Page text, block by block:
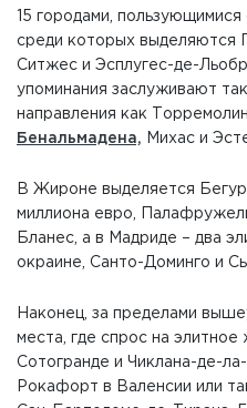
15 городами,
среди которых выделяются
Ситжес и Эсплугес-де-
упоминания заслуживают
направления как
Бенальмадена, Михас и
В Жироне выделяется
миллиона евро,
Бланес, а в Мадриде – два
окраине, Санто-Доминго и
Наконец, за пределами
места, где спрос на элитное
Сотогранде и Чиклана-де-
Рокафорт в Валенсии или